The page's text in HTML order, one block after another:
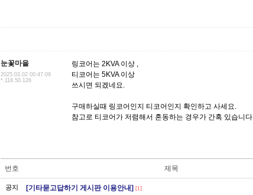
눈꽃마을
2025.03.02 00:47:09
*.118.50.126
링코어는 2KVA 이상 ,
티코어는 5KVA 이상
쓰시면 되겠네요.
구매하실때 링코어인지 티코어인지 확인하고 사세요.
참고로 티코어가 저렴해서 혼동하는 경우가 간혹 있습니다..
번호 제목
공지 [기타묻고답하기 게시판 이용안내] [1]